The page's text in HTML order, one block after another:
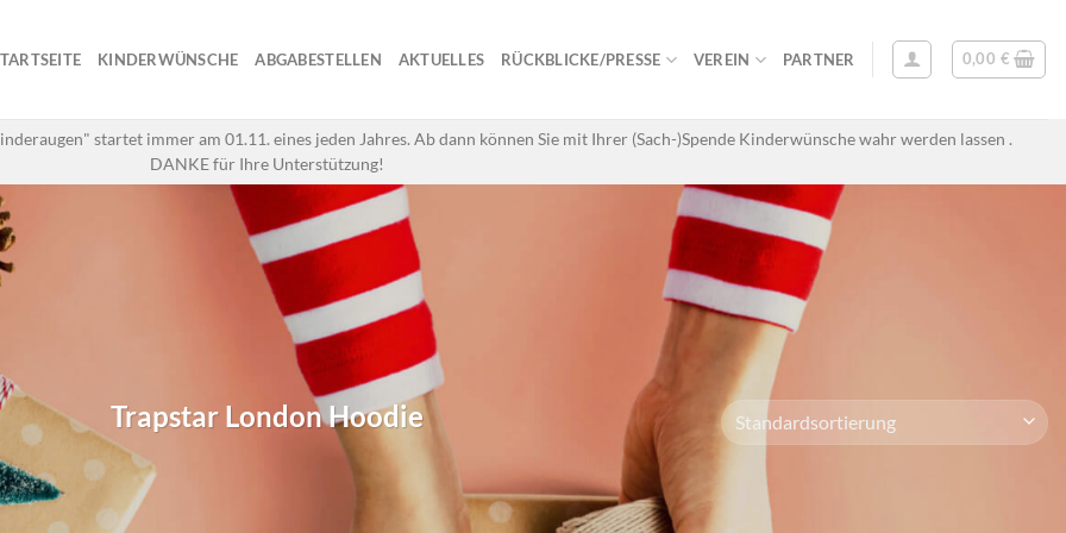
KINDERWÜNSCHE ABGABESTELLEN AKTUELLES RÜCKBLICKE/PRESSE VEREIN PARTNER 0,00 €
startet immer am 01.11. eines jeden Jahres. Ab dann können Sie mit Ihrer (Sach-)Spende Kinderwünsche wahr werden lassen .
DANKE für Ihre Unterstützung!
Trapstar London Hoodie